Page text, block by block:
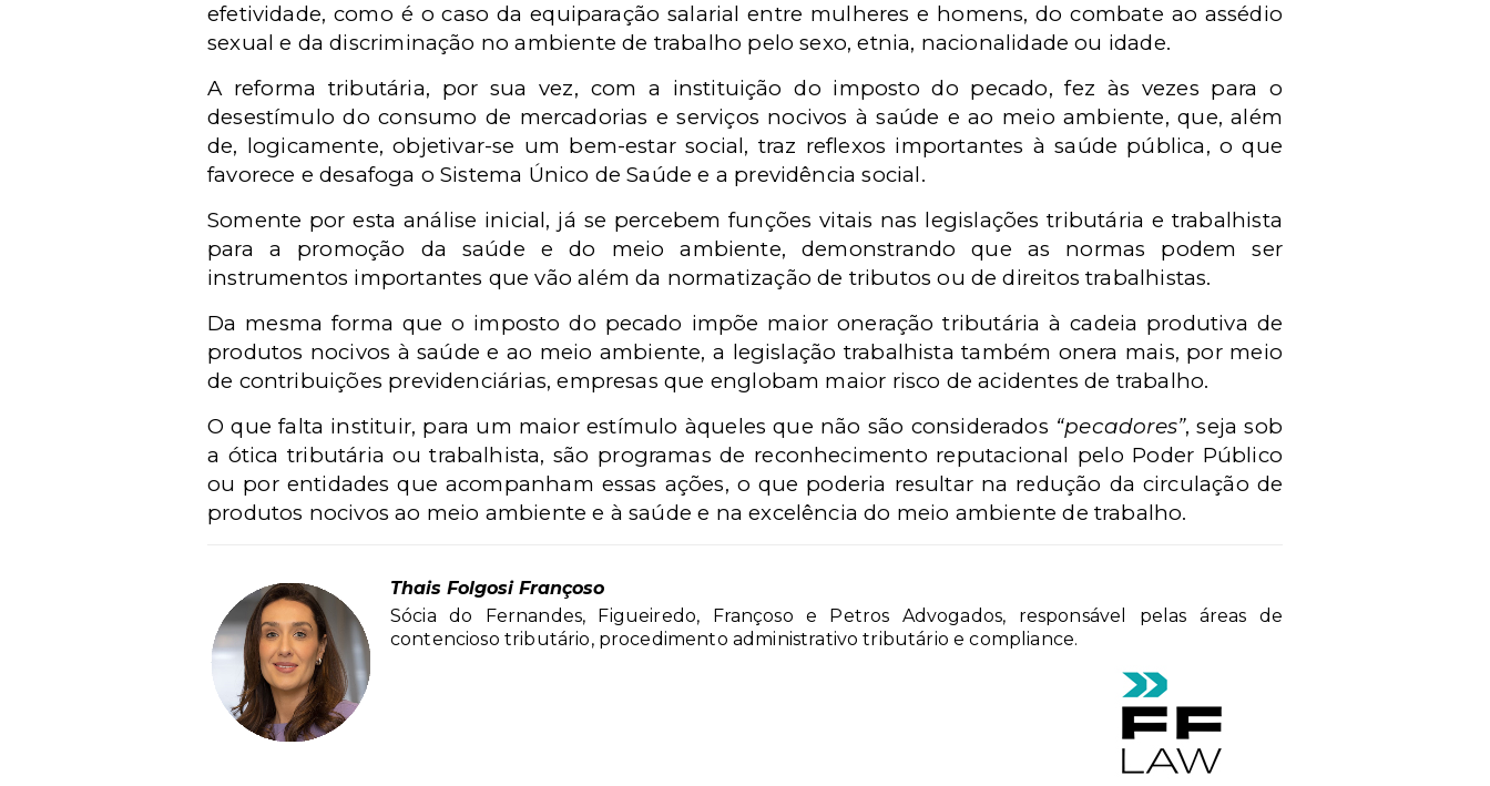
efetividade, como é o caso da equiparação salarial entre mulheres e homens, do combate ao assédio
sexual e da discriminação no ambiente de trabalho pelo sexo, etnia, nacionalidade ou idade.
A reforma tributária, por sua vez, com a instituição do imposto do pecado, fez às vezes para o
desestímulo do consumo de mercadorias e serviços nocivos à saúde e ao meio ambiente, que, além
de, logicamente, objetivar-se um bem-estar social, traz reflexos importantes à saúde pública, o que
favorece e desafoga o Sistema Único de Saúde e a previdência social.
Somente por esta análise inicial, já se percebem funções vitais nas legislações tributária e trabalhista
para a promoção da saúde e do meio ambiente, demonstrando que as normas podem ser
instrumentos importantes que vão além da normatização de tributos ou de direitos trabalhistas.
Da mesma forma que o imposto do pecado impõe maior oneração tributária à cadeia produtiva de
produtos nocivos à saúde e ao meio ambiente, a legislação trabalhista também onera mais, por meio
de contribuições previdenciárias, empresas que englobam maior risco de acidentes de trabalho.
O que falta instituir, para um maior estímulo àqueles que não são considerados “pecadores”, seja sob
a ótica tributária ou trabalhista, são programas de reconhecimento reputacional pelo Poder Público
ou por entidades que acompanham essas ações, o que poderia resultar na redução da circulação de
produtos nocivos ao meio ambiente e à saúde e na excelência do meio ambiente de trabalho.
Thais Folgosi Françoso
Sócia do Fernandes, Figueiredo, Françoso e Petros Advogados, responsável pelas áreas de
contencioso tributário, procedimento administrativo tributário e compliance.